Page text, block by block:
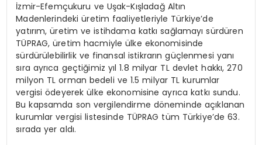
İzmir-Efemçukuru ve Uşak-Kışladağ Altın
Madenlerindeki üretim faaliyetleriyle Türkiye’de
yatırım, üretim ve istihdama katkı sağlamayı sürdüren
TÜPRAG, üretim hacmiyle ülke ekonomisinde
sürdürülebilirlik ve finansal istikrarın güçlenmesi yanı
sıra ayrıca geçtiğimiz yıl 1.8 milyar TL devlet hakkı, 270
milyon TL orman bedeli ve 1.5 milyar TL kurumlar
vergisi ödeyerek ülke ekonomisine ayrıca katkı sundu.
Bu kapsamda son vergilendirme döneminde açıklanan
kurumlar vergisi listesinde TÜPRAG tüm Türkiye’de 63.
sırada yer aldı.